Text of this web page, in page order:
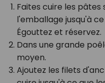
Faites cuire les pâtes
l'emballage jusqu'à
Égouttez et réservez.
Dans une grande
moyen.
Ajoutez les filets